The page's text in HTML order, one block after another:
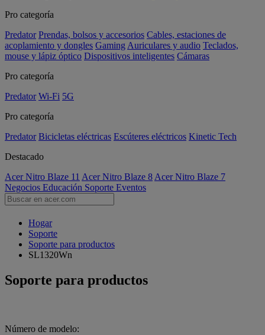
Pro categoría
Predator Prendas, bolsos y accesorios Cables, estaciones de
acoplamiento y dongles Gaming Auriculares y audio Teclados,
mouse y lápiz óptico Dispositivos inteligentes Cámaras
Pro categoría
Predator Wi-Fi 5G
Pro categoría
Predator Bicicletas eléctricas Escúteres eléctricos Kinetic Tech
Destacado
Acer Nitro Blaze 11 Acer Nitro Blaze 8 Acer Nitro Blaze 7
Negocios Educación Soporte Eventos
Hogar
Soporte
Soporte para productos
SL1320Wn
Soporte para productos
Número de modelo: